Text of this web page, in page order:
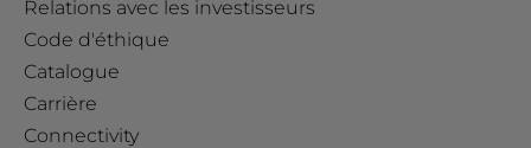
Relations avec les investisseurs
Code d'éthique
Catalogue
Carrière
Connectivity